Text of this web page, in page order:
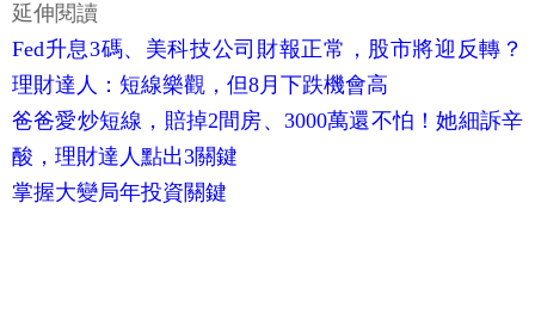
延伸閱讀
Fed升息3碼、美科技公司財報正常，股市將迎反轉？
理財達人：短線樂觀，但8月下跌機會高
爸爸愛炒短線，賠掉2間房、3000萬還不怕！她細訴辛
酸，理財達人點出3關鍵
掌握大變局年投資關鍵